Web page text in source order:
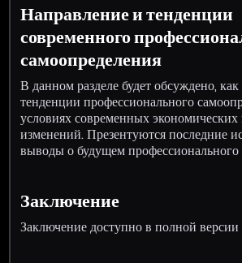
Направление и тенденции
современного
самоопределения
В данном разделе будет обсуждено,
тенденции профессионального
условиях современных
изменений. Презентуются последние
выводы о будущем
Заключение
Заключение доступно в полной